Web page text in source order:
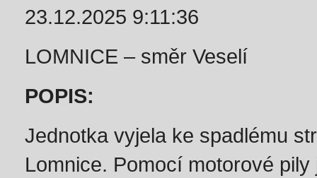
23.12.2025 9:11:36
LOMNICE – směr Veselí
POPIS:
Jednotka vyjela ke spadlému
Lomnice. Pomocí motorové